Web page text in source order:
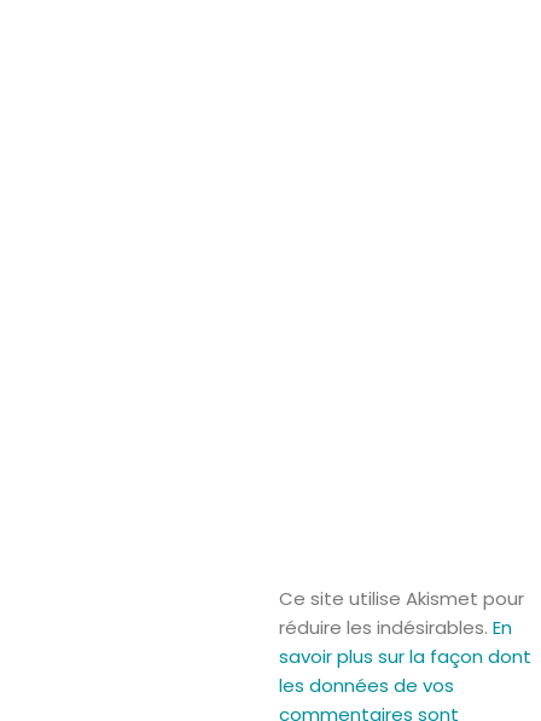
Ce site utilise Akismet pour
réduire les indésirables. En
savoir plus sur la façon dont
les données de vos
commentaires sont